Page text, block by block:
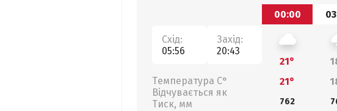
Схід:
05:56
Захід:
20:43
Температура С°
Відчувається як
Тиск, мм
00:00
21°
21°
762